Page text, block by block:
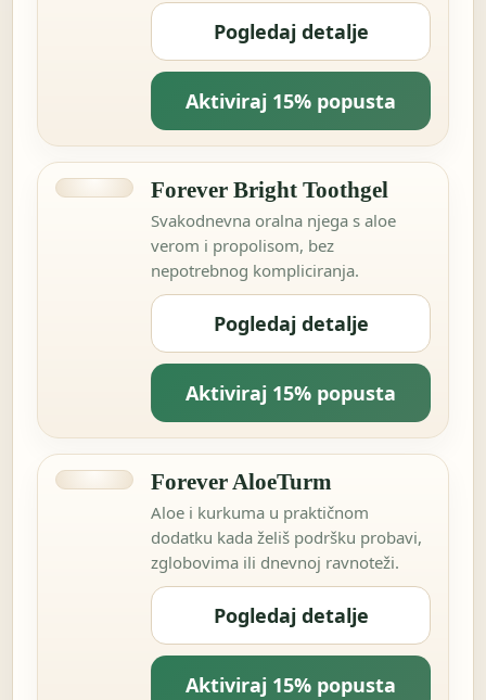
Pogledaj detalje
Aktiviraj 15% popusta
Forever Bright Toothgel
Svakodnevna oralna njega s aloe
verom i propolisom, bez
nepotrebnog kompliciranja.
Pogledaj detalje
Aktiviraj 15% popusta
Forever AloeTurm
Aloe i kurkuma u praktičnom
dodatku kada želiš podršku probavi,
zglobovima ili dnevnoj ravnoteži.
Pogledaj detalje
Aktiviraj 15% popusta